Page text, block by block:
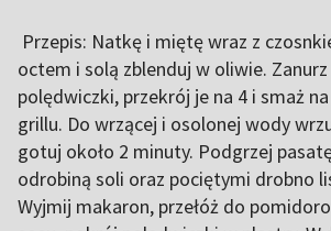
Przepis: Natkę i miętę wraz z
octem i solą zblenduj w oliwie.
polędwiczki, przekrój je na 4 i smaż
grillu. Do wrzącej i osolonej wody
gotuj około 2 minuty. Podgrzej
odrobiną soli oraz pociętymi drobno
Wyjmij makaron, przełóż do